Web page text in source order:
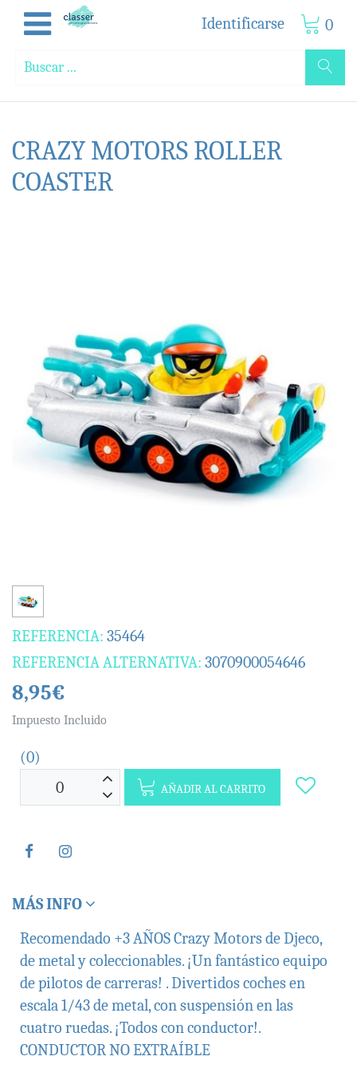
Identificarse 0
CRAZY MOTORS ROLLER
COASTER
REFERENCIA: 35464
REFERENCIA ALTERNATIVA: 3070900054646
8,95€
Impuesto Incluido
(0)
AÑADIR AL CARRITO
MÁS INFO
Recomendado +3 AÑOS Crazy Motors de Djeco,
de metal y coleccionables. ¡Un fantástico equipo
de pilotos de carreras! . Divertidos coches en
escala 1/43 de metal, con suspensión en las
cuatro ruedas. ¡Todos con conductor!.
CONDUCTOR NO EXTRAÍBLE